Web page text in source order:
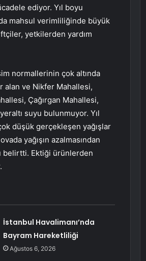
ediyor. Yıl boyu
mahsul verimliliğinde büyük
yetkilerden yardım
normallerinin çok altında
alan ve Nikfer Mahallesi,
Çağırgan Mahallesi,
suyu bulunmuyor. Yıl
düşük gerçekleşen yağışlar
yağışın azalmasından
belirtti. Ektiği ürünlerden
İstanbul Havalimanı’nda
Bayram Hareketliliği
Ağustos 6, 2026